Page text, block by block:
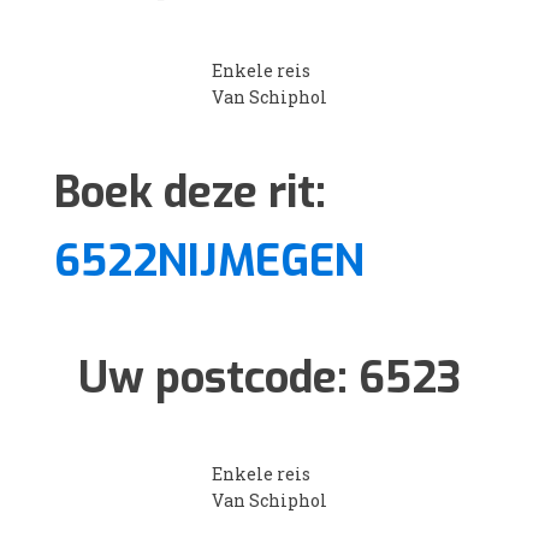
Enkele reis
Van Schiphol
Boek deze rit:
6522NIJMEGEN
Uw postcode: 6523
Enkele reis
Van Schiphol